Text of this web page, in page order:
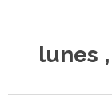
lunes